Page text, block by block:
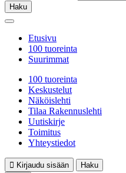
Haku
Etusivu
100 tuoreinta
Suurimmat
100 tuoreinta
Keskustelut
Näköislehti
Tilaa Rakennuslehti
Uutiskirje
Toimitus
Yhteystiedot
Kirjaudu sisään
Haku